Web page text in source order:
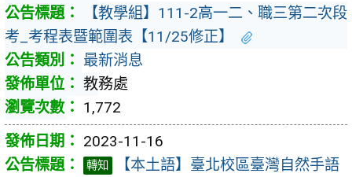
【教學組】111-2高一二、職三第二次段
考_考程表暨範圍表【11/25修正】
最新消息
教務處
1,772
2023-11-16
轉知
【本土語】臺北校區臺灣自然手語